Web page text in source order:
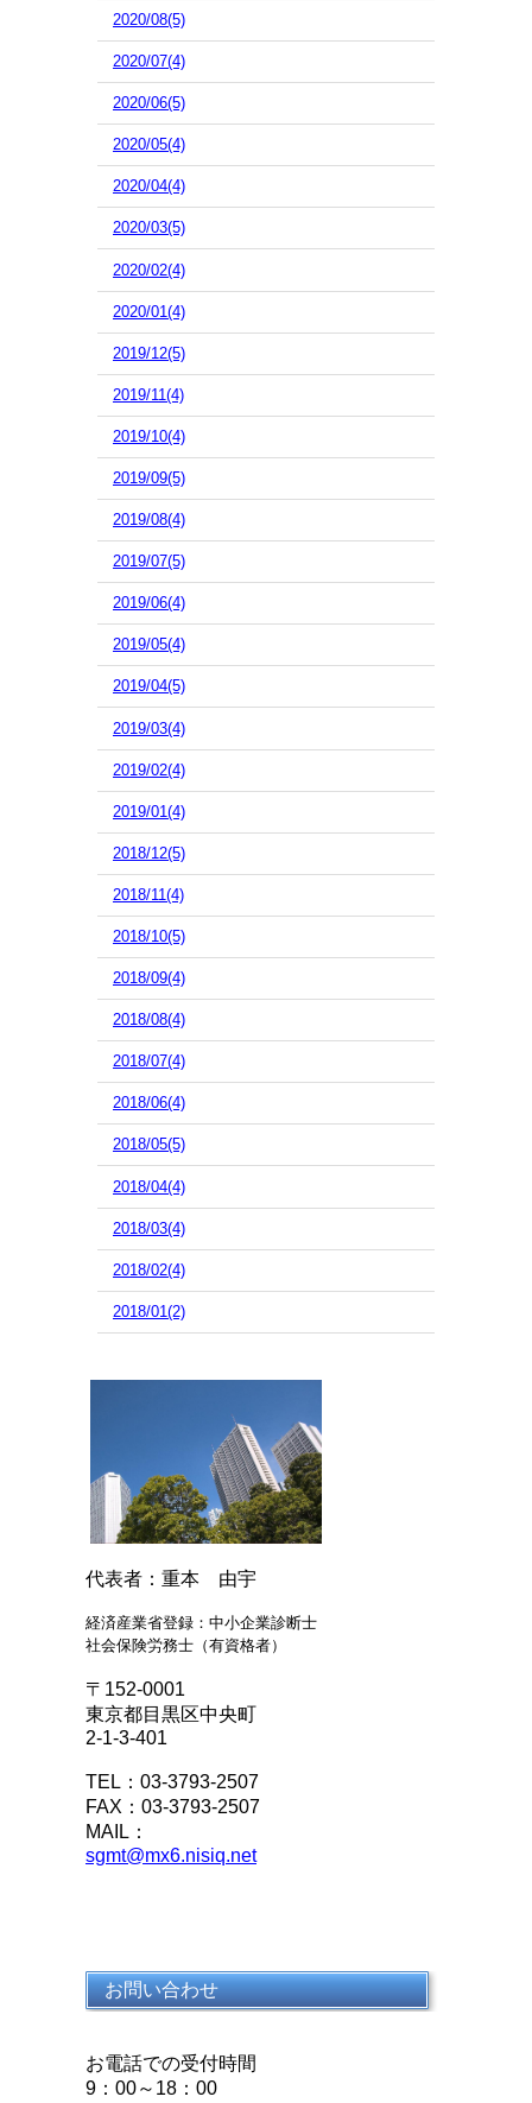
2020/08(5)
2020/07(4)
2020/06(5)
2020/05(4)
2020/04(4)
2020/03(5)
2020/02(4)
2020/01(4)
2019/12(5)
2019/11(4)
2019/10(4)
2019/09(5)
2019/08(4)
2019/07(5)
2019/06(4)
2019/05(4)
2019/04(5)
2019/03(4)
2019/02(4)
2019/01(4)
2018/12(5)
2018/11(4)
2018/10(5)
2018/09(4)
2018/08(4)
2018/07(4)
2018/06(4)
2018/05(5)
2018/04(4)
2018/03(4)
2018/02(4)
2018/01(2)
代表者：重本 由宇
経済産業省登録：中小企業診断士
社会保険労務士（有資格者）
〒152-0001
東京都目黒区中央町
2-1-3-401
TEL：03-3793-2507
FAX：03-3793-2507
MAIL：
sgmt@mx6.nisiq.net
お問い合わせ
お電話での受付時間
9：00～18：00